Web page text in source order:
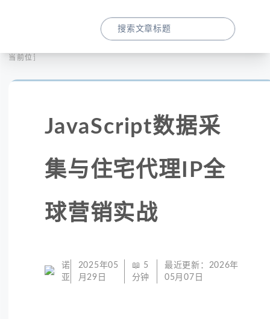
当前位置：
JavaScript数据采
集与住宅代理IP全
球营销实战
诺
亚
2025年05
月29日
📖 5
分钟
最近更新： 2026年
05月07日